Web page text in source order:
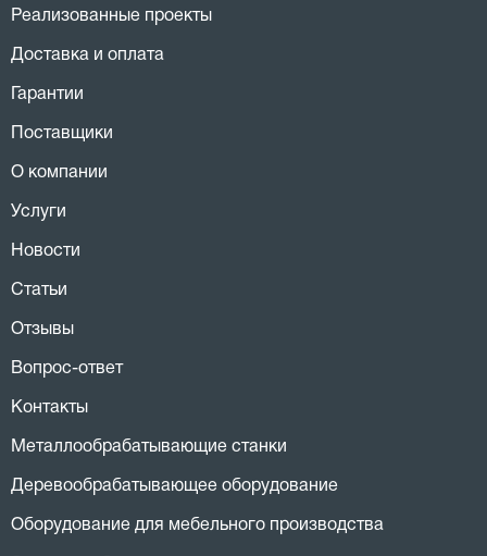
Реализованные проекты
Доставка и оплата
Гарантии
Поставщики
О компании
Услуги
Новости
Статьи
Отзывы
Вопрос-ответ
Контакты
Металлообрабатывающие станки
Деревообрабатывающее оборудование
Оборудование для мебельного производства